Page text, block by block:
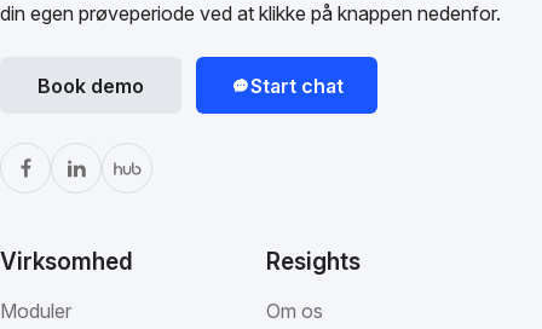
din egen prøveperiode ved at klikke på knappen nedenfor.
Book demo Start chat
Virksomhed
Moduler
Resights
Om os